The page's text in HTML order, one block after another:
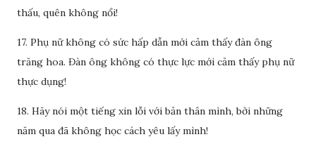
thấu, quên không nổi!
17. Phụ nữ không có sức hấp dẫn mới cảm thấy đàn ông
trăng hoa. Đàn ông không có thực lực mới cảm thấy phụ nữ
thực dụng!
18. Hãy nói một tiếng xin lỗi với bản thân mình, bởi những
năm qua đã không học cách yêu lấy mình!